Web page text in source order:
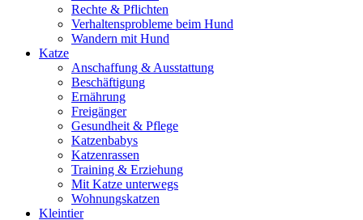
Rechte & Pflichten
Verhaltensprobleme beim Hund
Wandern mit Hund
Katze
Anschaffung & Ausstattung
Beschäftigung
Ernährung
Freigänger
Gesundheit & Pflege
Katzenbabys
Katzenrassen
Training & Erziehung
Mit Katze unterwegs
Wohnungskatzen
Kleintier